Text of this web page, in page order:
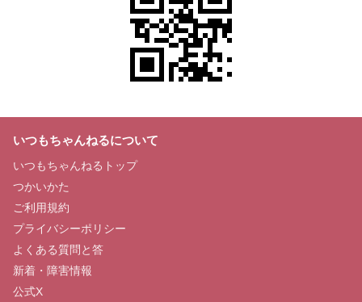
いつもちゃんねるについて
いつもちゃんねるトップ
つかいかた
ご利用規約
プライバシーポリシー
よくある質問と答
新着・障害情報
公式X